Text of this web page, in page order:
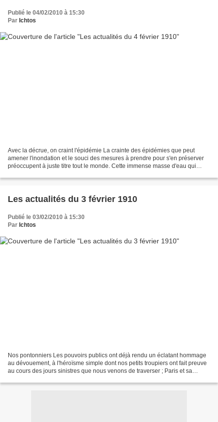
Publié le 04/02/2010 à 15:30
Par Ichtos
Avec la décrue, on craint l'épidémie La crainte des épidémies que peut
amener l'inondation et le souci des mesures à prendre pour s'en préserver
préoccupent à juste titre tout le monde. Cette immense masse d'eau qui
Les actualités du 3 février 1910
Publié le 03/02/2010 à 15:30
Par Ichtos
Nos pontonniers Les pouvoirs publics ont déjà rendu un éclatant hommage
au dévouement, à l'héroïsme simple dont nos petits troupiers ont fait preuve
au cours des jours sinistres que nous venons de traverser ; Paris et sa